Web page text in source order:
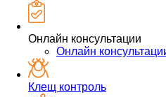
Онлайн консультации
Онлайн
Клещ контроль